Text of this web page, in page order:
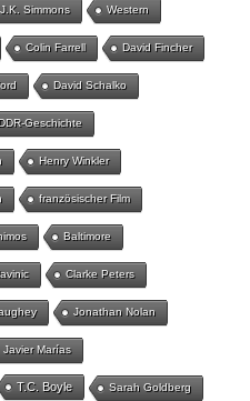
J.K. Simmons Western
Colin Farrell David Fincher
David Schalko
DDR-Geschichte
Henry Winkler
französischer Film
Baltimore
Clarke Peters
Jonathan Nolan
Javier Marías
T.C. Boyle Sarah Goldberg